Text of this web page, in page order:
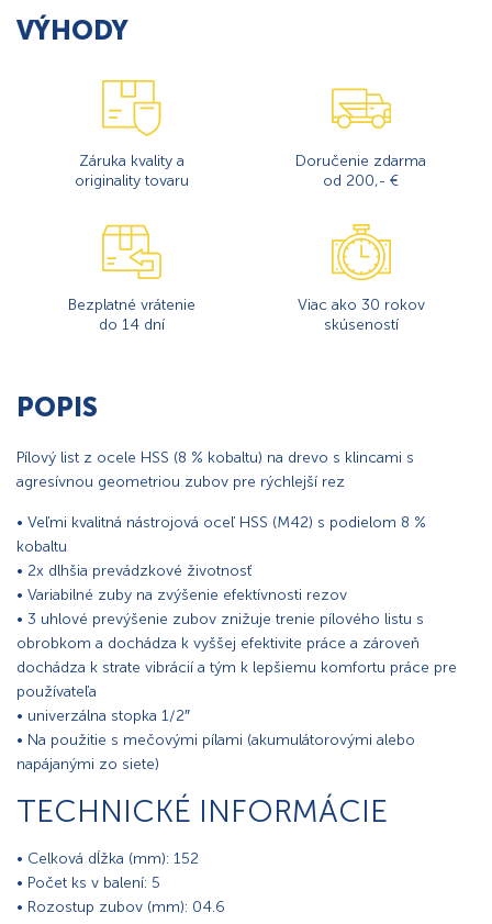
VÝHODY
Záruka kvality a
originality tovaru
Doručenie zdarma
od 200,- €
Bezplatné vrátenie
do 14 dní
Viac ako 30 rokov
skúseností
POPIS
Pílový list z ocele HSS (8 % kobaltu) na drevo s klincami s
agresívnou geometriou zubov pre rýchlejší rez
• Veľmi kvalitná nástrojová oceľ HSS (M42) s podielom 8 %
kobaltu
• 2x dlhšia prevádzkové životnosť
• Variabilné zuby na zvýšenie efektívnosti rezov
• 3 uhlové prevýšenie zubov znižuje trenie pílového listu s
obrobkom a dochádza k vyššej efektivite práce a zároveň
dochádza k strate vibrácií a tým k lepšiemu komfortu práce pre
používateľa
• univerzálna stopka 1/2″
• Na použitie s mečovými pílami (akumulátorovými alebo
napájanými zo siete)
TECHNICKÉ INFORMÁCIE
• Celková dĺžka (mm): 152
• Počet ks v balení: 5
• Rozostup zubov (mm): 04.6